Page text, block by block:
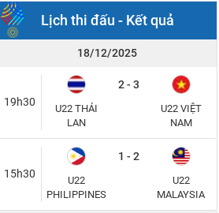
Lịch thi đấu - Kết quả
18/12/2025
19h30
U22 THÁI
LAN
2 - 3
U22 VIỆT
NAM
15h30
U22
PHILIPPINES
1 - 2
U22
MALAYSIA